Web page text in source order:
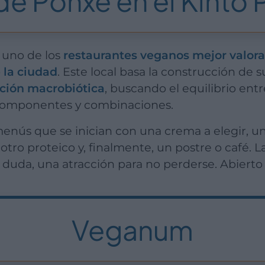
uno de los restaurantes veganos mejor
la ciudad. Este local basa la construcción de
macrobiótica, buscando el equilibrio
y combinaciones.
proteico y, finalmente, un postre o café.
una atracción para no perderse.
Veganum